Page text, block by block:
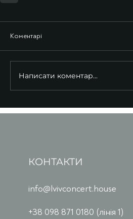
Коментарі
Написати коментар...
КОНТАКТИ
info@lvivconcert.house
+38 098 871 0180 (лінія 1)